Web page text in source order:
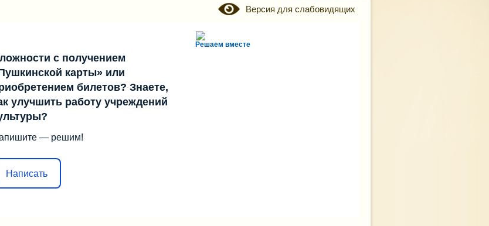
Версия для слабовидящих
Решаем вместе
с получением
карты» или
билетов? Знаете,
улучшить работу учреждений
— решим!
Написать